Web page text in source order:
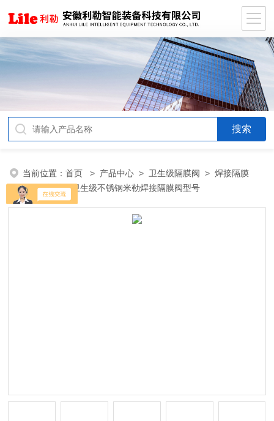
当前位置：首页 > 产品中心 > 卫生级隔膜阀 >焊接隔膜
阀
> 制药用卫生级不锈钢米勒焊接隔膜阀型号